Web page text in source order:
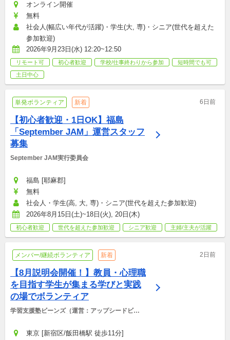
オンライン開催
無料
社会人(幅広い年代が活躍)・学生(大, 専)・シニア(世代を超えた
参加歓迎)
2026年9月23日(水) 12:20~12:50
リモート可 初心者歓迎 学校/仕事終わりから参加
短時間でも可
土日中心
単発ボランティア 新着 6日前
【初心者歓迎・1日OK】福島
「September JAM」運営スタッフ
募集
September JAM実行委員会
福島 [耶麻郡]
無料
社会人・学生(高, 大, 専)・シニア(世代を超えた参加歓迎)
2026年8月15日(土)~18日(火), 20日(木)
初心者歓迎 世代を超えた参加歓迎 シニア歓迎 主婦/主夫が活躍
メンバー/継続ボランティア 新着 2日前
【8月説明会開催！】教員・心理職
を目指す学生が集まる学びと実践
の場でボランティア
学習支援塾ビーンズ（運営：アップシードビー
東京 [新宿区/飯田橋駅 徒歩11分]